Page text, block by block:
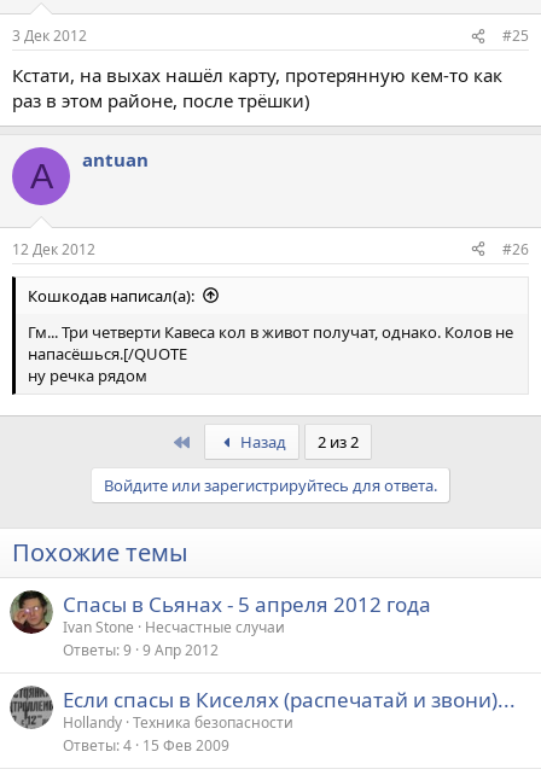
3 Дек 2012 #25
Кстати, на выхах нашёл карту, протерянную кем-то как
раз в этом районе, после трёшки)
A antuan
12 Дек 2012 #26
Кошкодав написал(а):
Гм... Три четверти Кавеса кол в живот получат, однако. Колов не
напасёшься.[/QUOTE
ну речка рядом
Назад
2 из 2
Войдите или зарегистрируйтесь для ответа.
Похожие темы
Спасы в Сьянах - 5 апреля 2012 года
Ivan Stone
Несчастные случаи
Ответы 9 9 Апр 2012
Если спасы в Киселях (распечатай и звони)...
Hollandy Техника безопасности
Ответы 4 15 Фев 2009